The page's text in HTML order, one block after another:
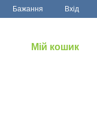
Бажання Вхід
Мій кошик